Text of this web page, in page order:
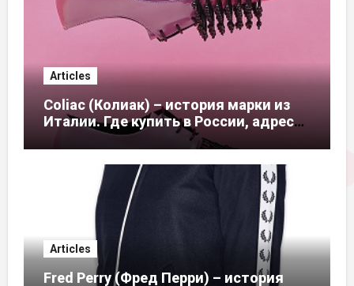
Articles
Coliac (Колиак) – история марки из
Италии. Где купить в России, адреса
магазинов
Articles
Fred Perry (Фред Перри) – история